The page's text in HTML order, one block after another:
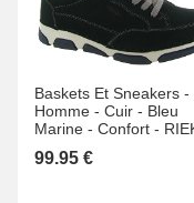
Baskets Et Sneakers -
Homme - Cuir - Bleu
Marine - Confort -
99.95 €